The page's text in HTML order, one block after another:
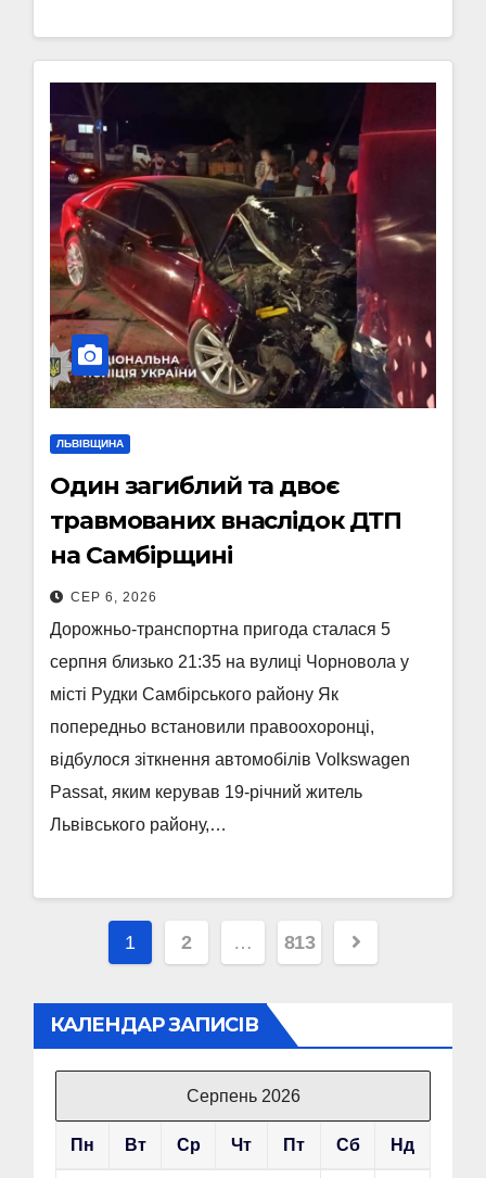
ЛЬВІВЩИНА
Один загиблий та двоє
травмованих внаслідок ДТП
на Самбірщині
СЕР 6, 2026
Дорожньо-транспортна пригода сталася 5
серпня близько 21:35 на вулиці Чорновола у
місті Рудки Самбірського району Як
попередньо встановили правоохоронці,
відбулося зіткнення автомобілів Volkswagen
Passat, яким керував 19-річний житель
Львівського району,…
Пагінація
1 2 … 813
КАЛЕНДАР ЗАПИСІВ
Серпень 2026
Пн Вт Ср Чт Пт Сб Нд